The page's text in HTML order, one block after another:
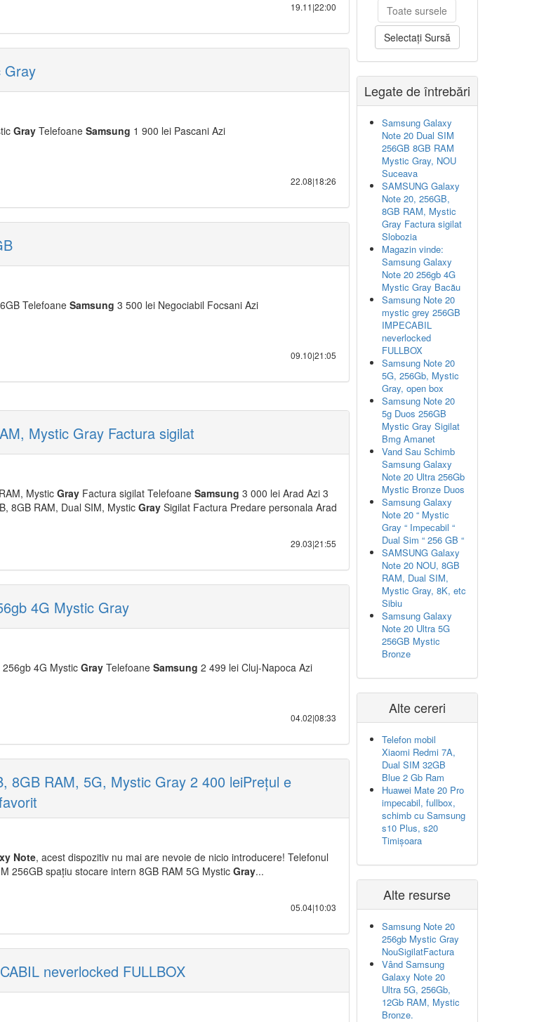
19.11|22:00
Gray
Gray Telefoane Samsung 1 900 lei Pascani Azi
22.08|18:26
TelefoaneSamsung 3 500 lei Negociabil Focsani Azi
09.10|21:05
Mystic Gray Factura sigilat
Mystic Gray Factura sigilat Telefoane Samsung 3 000 lei Arad Azi 3
8GB RAM, Dual SIM, Mystic Gray Sigilat Factura Predare personala Arad
29.03|21:55
4G Mystic Gray
256gb 4G Mystic Gray Telefoane Samsung 2 499 lei Cluj-Napoca Azi
04.02|08:33
8GB RAM, 5G, Mystic Gray 2 400 leiPrețul e
Note, acest dispozitiv nu mai are nevoie de nicio introducere! Telefonul
256GB spațiu stocare intern 8GB RAM 5G Mystic Gray...
05.04|10:03
neverlocked FULLBOX
Toate sursele
Selectați Sursă
Legate de întrebări
Samsung Galaxy
Note 20 Dual SIM
256GB 8GB RAM
Mystic Gray, NOU
Suceava
SAMSUNG Galaxy
Note 20, 256GB,
8GB RAM, Mystic
Gray Factura sigilat
Slobozia
Magazin vinde:
Samsung Galaxy
Note 20 256gb 4G
Mystic Gray Bacău
Samsung Note 20
mystic grey 256GB
IMPECABIL
neverlocked
FULLBOX
Samsung Note 20
5G, 256Gb, Mystic
Gray, open box
Samsung Note 20
5g Duos 256GB
Mystic Gray Sigilat
Bmg Amanet
Vand Sau Schimb
Samsung Galaxy
Note 20 Ultra 256Gb
Mystic Bronze Duos
Samsung Galaxy
Note 20 “ Mystic
Gray “ Impecabil “
Dual Sim “ 256 GB “
SAMSUNG Galaxy
Note 20 NOU, 8GB
RAM, Dual SIM,
Mystic Gray, 8K, etc
Sibiu
Samsung Galaxy
Note 20 Ultra 5G
256GB Mystic
Bronze
Alte cereri
Telefon mobil
Xiaomi Redmi 7A,
Dual SIM 32GB
Blue 2 Gb Ram
Huawei Mate 20 Pro
impecabil, fullbox,
schimb cu Samsung
s10 Plus, s20
Timișoara
Alte resurse
Samsung Note 20
256gb Mystic Gray
NouSigilatFactura
Vând Samsung
Galaxy Note 20
Ultra 5G, 256Gb,
12Gb RAM, Mystic
Bronze.